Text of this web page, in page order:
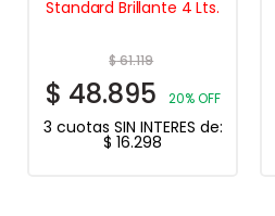
Standard Brillante 4 Lts.
$61.119
$ 48.895 20% OFF
3 cuotas SIN INTERES de:
$ 16.298